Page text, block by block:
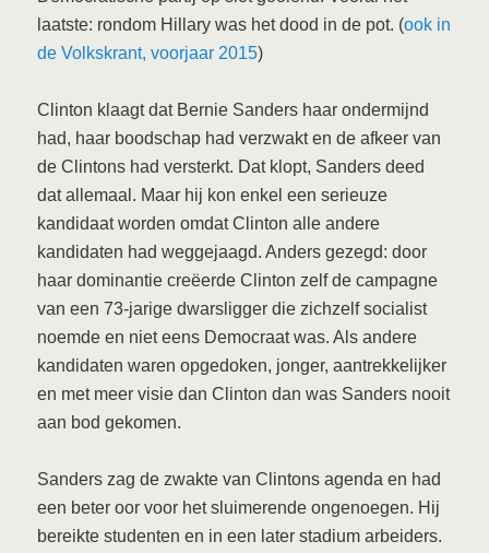
laatste: rondom Hillary was het dood in de pot. (ook in
de Volkskrant, voorjaar 2015)
Clinton klaagt dat Bernie Sanders haar ondermijnd
had, haar boodschap had verzwakt en de afkeer van
de Clintons had versterkt. Dat klopt, Sanders deed
dat allemaal. Maar hij kon enkel een serieuze
kandidaat worden omdat Clinton alle andere
kandidaten had weggejaagd. Anders gezegd: door
haar dominantie creëerde Clinton zelf de campagne
van een 73-jarige dwarsligger die zichzelf socialist
noemde en niet eens Democraat was. Als andere
kandidaten waren opgedoken, jonger, aantrekkelijker
en met meer visie dan Clinton dan was Sanders nooit
aan bod gekomen.
Sanders zag de zwakte van Clintons agenda en had
een beter oor voor het sluimerende ongenoegen. Hij
bereikte studenten en in een later stadium arbeiders.